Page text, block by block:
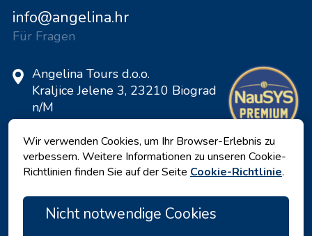
info@angelina.hr
Für Fragen
Angelina Tours d.o.o.
Kraljice Jelene 3, 23210 Biograd
n/M
Kroatien
VAT ID: 20598733460
ID: HR-AB-23-060130534, MB:
0650676
Wir verwenden Cookies, um Ihr Browser-Erlebnis zu
verbessern. Weitere Informationen zu unseren Cookie-
Richtlinien finden Sie auf der Seite Cookie-Richtlinie.
Nicht notwendige Cookies